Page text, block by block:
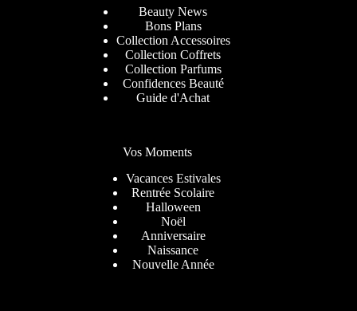
Beauty News
Bons Plans
Collection Accessoires
Collection Coffrets
Collection Parfums
Confidences Beauté
Guide d'Achat
Vos Moments
Vacances Estivales
Rentrée Scolaire
Halloween
Noël
Anniversaire
Naissance
Nouvelle Année